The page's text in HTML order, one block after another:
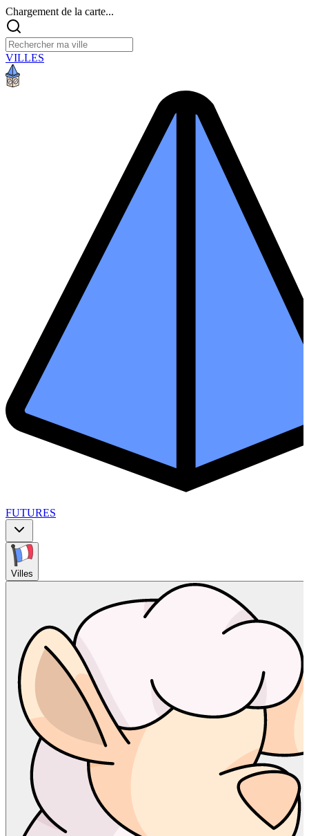
Chargement de la carte...
VILLES
FUTURES
Villes